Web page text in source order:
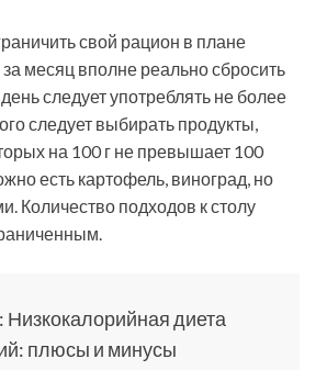
свой рацион в плане
за месяц вполне реально сбросить
день следует употреблять не более
следует выбирать продукты,
на 100 г не превышает 100
есть картофель, виноград, но
Количество подходов к столу
диета
плюсы и минусы